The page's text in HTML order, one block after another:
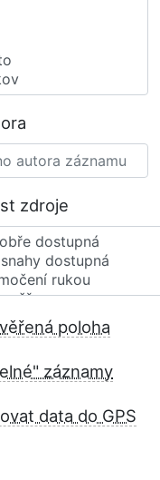
zdroje
poloha
záznamy
data do GPS